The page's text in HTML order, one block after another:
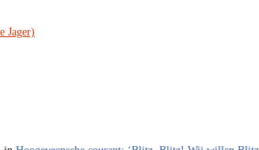
Jager)